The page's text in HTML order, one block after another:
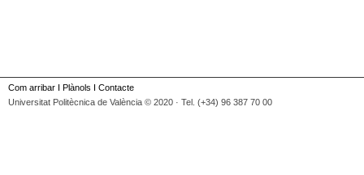
Com arribar I Plànols I Contacte
Universitat Politècnica de València © 2020 · Tel. (+34) 96 387 70 00